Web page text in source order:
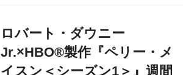
ロバート・ダウニー
Jr.×HBO®製作『ペリー・メ
イスン＜シーズン1＞』週間